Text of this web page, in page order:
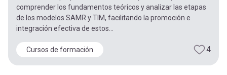
comprender los fundamentos teóricos y analizar las etapas
de los modelos SAMR y TIM, facilitando la promoción e
integración efectiva de estos...
Cursos de formación 4